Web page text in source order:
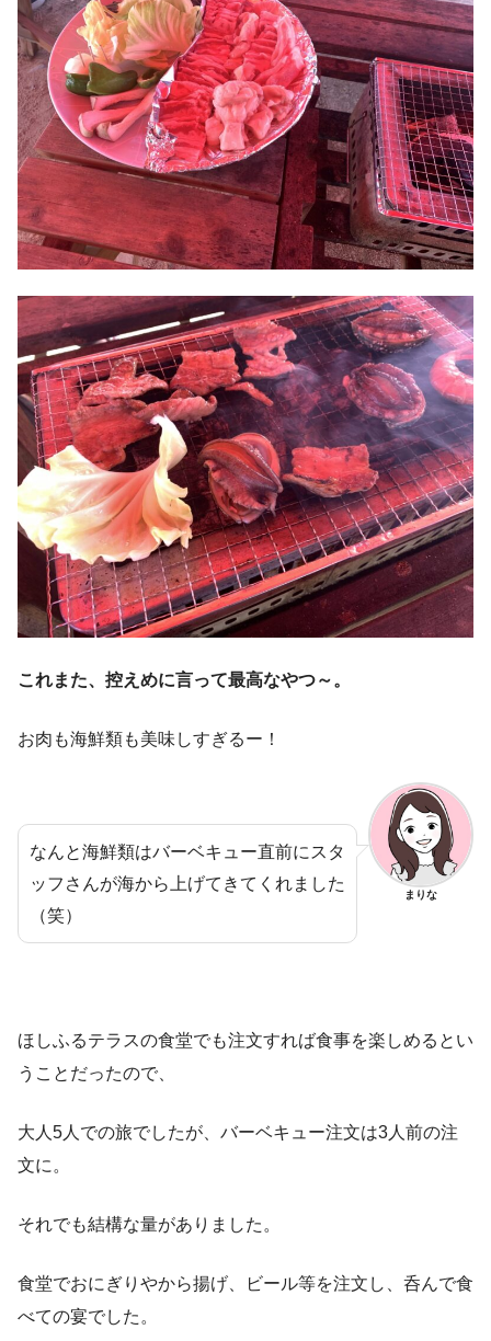
これまた、控えめに言って最高なやつ～。
お肉も海鮮類も美味しすぎるー！
なんと海鮮類はバーベキュー直前にスタ
ッフさんが海から上げてきてくれました
（笑）
まりな
ほしふるテラスの食堂でも注文すれば食事を楽しめるとい
うことだったので、
大人5人での旅でしたが、バーベキュー注文は3人前の注
文に。
それでも結構な量がありました。
食堂でおにぎりやから揚げ、ビール等を注文し、呑んで食
べての宴でした。